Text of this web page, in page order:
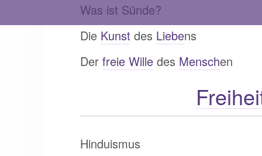
Was ist Sünde?
Die Kunst des Liebens
Der freie Wille des Menschen
Hinduismus